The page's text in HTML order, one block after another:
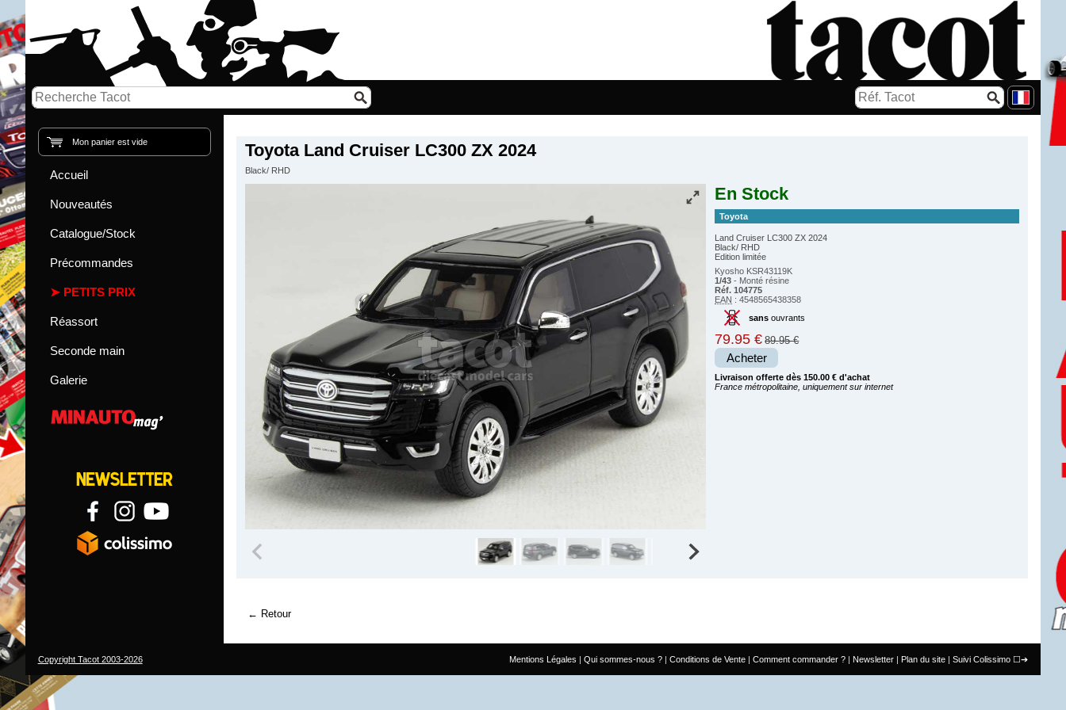
Toyota Land Cruiser LC300 ZX 2024
Black/ RHD
En Stock
Toyota
Land Cruiser LC300 ZX 2024
Black/ RHD
Edition limitée
Kyosho KSR43119K
1/43 - Monté résine
Réf. 104775
EAN : 4548565438358
sansouvrants
79.95 € 89.95 €
Acheter
Livraison offerte dès 150.00 € d'achat
France métropolitaine, uniquement sur internet
Retour
Mon panier est vide
Accueil
Nouveautés
Catalogue/Stock
Précommandes
PETITS PRIX
Réassort
Seconde main
Galerie
Mentions Légales Qui sommes-nous ? Conditions de Vente Comment commander ? Newsletter Plan du site Suivi Colissimo
Copyright Tacot 2003-2026